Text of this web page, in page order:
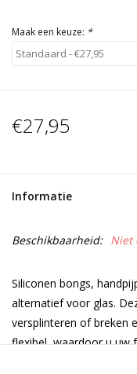
Maak een keuze: *
€27,95
Informatie
Beschikbaarheid: Niet
Siliconen bongs,
alternatief voor glas.
versplinteren of breken
flexibel, waardoor u uw